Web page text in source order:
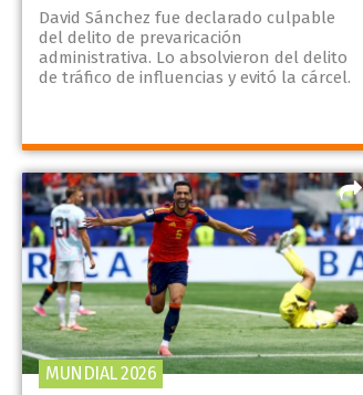
David Sánchez fue declarado culpable
del delito de prevaricación
administrativa. Lo absolvieron del delito
de tráfico de influencias y evitó la cárcel.
MUNDIAL 2026